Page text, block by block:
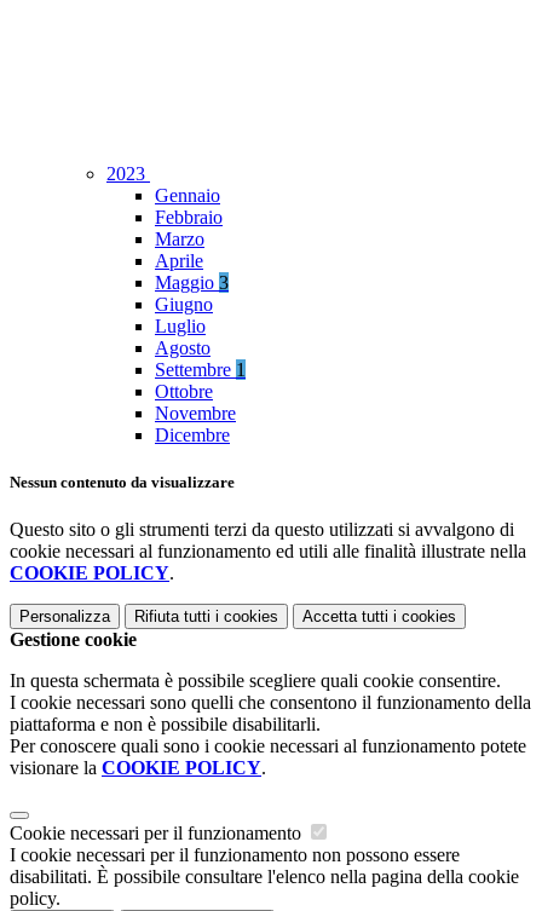
2023
Gennaio
Febbraio
Marzo
Aprile
Maggio 3
Giugno
Luglio
Agosto
Settembre 1
Ottobre
Novembre
Dicembre
Nessun contenuto da visualizzare
Questo sito o gli strumenti terzi da questo utilizzati si avvalgono di
cookie necessari al funzionamento ed utili alle finalità illustrate nella
COOKIE POLICY.
Personalizza Rifiuta tutti i cookies Accetta tutti i cookies
Gestione cookie
In questa schermata è possibile scegliere quali cookie consentire.
I cookie necessari sono quelli che consentono il funzionamento della
piattaforma e non è possibile disabilitarli.
Per conoscere quali sono i cookie necessari al funzionamento potete
visionare la COOKIE POLICY.
Cookie necessari per il funzionamento
I cookie necessari per il funzionamento non possono essere
disabilitati. È possibile consultare l'elenco nella pagina della cookie
policy.